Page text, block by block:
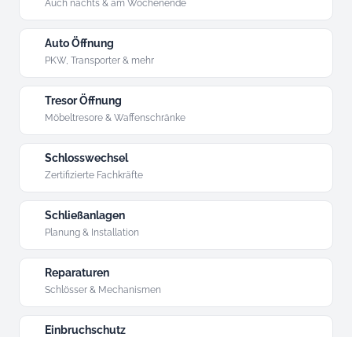
Auch nachts & am Wochenende
Auto Öffnung
PKW, Transporter & mehr
Tresor Öffnung
Möbeltresore & Waffenschränke
Schlosswechsel
Zertifizierte Fachkräfte
Schließanlagen
Planung & Installation
Reparaturen
Schlösser & Mechanismen
Einbruchschutz